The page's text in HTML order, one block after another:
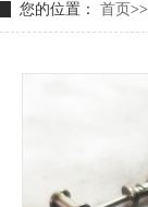
您的位置： 首页 >>